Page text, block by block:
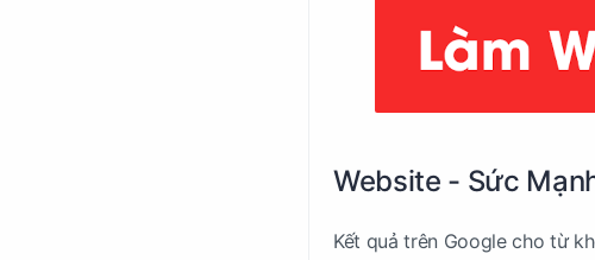
Website - Sức
Kết quả trên Google cho từ